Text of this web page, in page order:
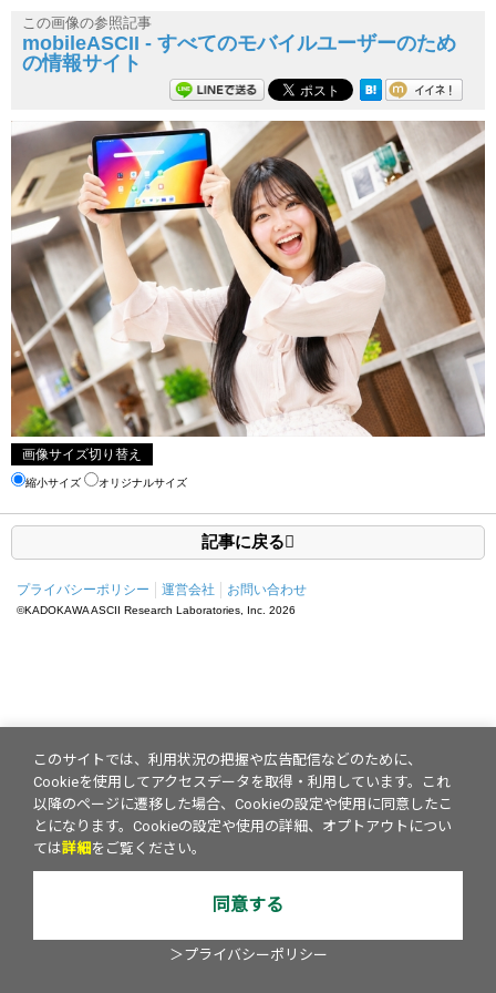
この画像の参照記事
mobileASCII - すべてのモバイルユーザーのため
の情報サイト
画像サイズ切り替え
縮小サイズ オリジナルサイズ
記事に戻る
プライバシーポリシー 運営会社 お問い合わせ
©KADOKAWA ASCII Research Laboratories, Inc. 2026
このサイトでは、利用状況の把握や広告配信などのために、
Cookieを使用してアクセスデータを取得・利用しています。これ
以降のページに遷移した場合、Cookieの設定や使用に同意したこ
とになります。Cookieの設定や使用の詳細、オプトアウトについ
ては詳細 をご覧ください。
同意する
＞プライバシーポリシー